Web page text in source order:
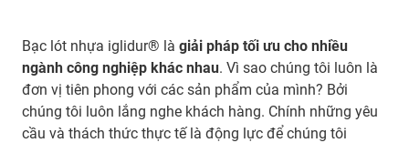
Bạc lót nhựa iglidur® là giải pháp tối ưu cho nhiều
ngành công nghiệp khác nhau. Vì sao chúng tôi luôn là
đơn vị tiên phong với các sản phẩm của mình? Bởi
chúng tôi luôn lắng nghe khách hàng. Chính những yêu
cầu và thách thức thực tế là động lực để chúng tôi